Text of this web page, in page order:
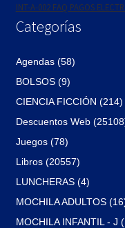
INT-A-002 FAQ PAGOS
Categorías
Agendas (58)
BOLSOS (9)
CIENCIA FICCIÓN (214)
Descuentos Web
Juegos (78)
Libros (20557)
LUNCHERAS (4)
MOCHILA ADULTOS
MOCHILA INFANTIL - J